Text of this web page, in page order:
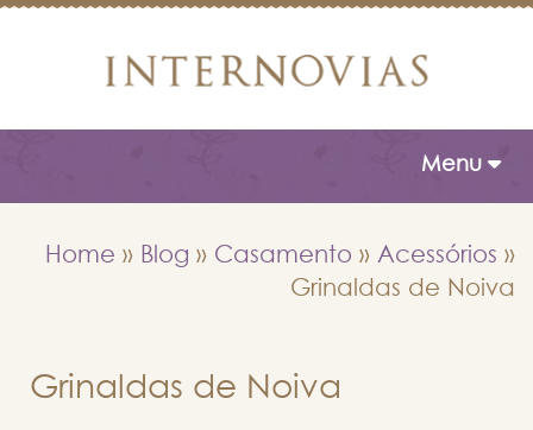
Toggle
Menu
Home » Blog » Casamento » Acessórios »
Grinaldas de Noiva
Grinaldas de Noiva